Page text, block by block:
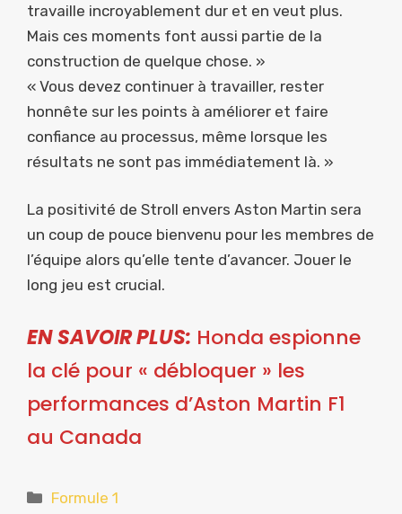
travaille incroyablement dur et en veut plus.
Mais ces moments font aussi partie de la
construction de quelque chose. »
« Vous devez continuer à travailler, rester
honnête sur les points à améliorer et faire
confiance au processus, même lorsque les
résultats ne sont pas immédiatement là. »
La positivité de Stroll envers Aston Martin sera
un coup de pouce bienvenu pour les membres de
l’équipe alors qu’elle tente d’avancer. Jouer le
long jeu est crucial.
EN SAVOIR PLUS: Honda espionne
la clé pour « débloquer » les
performances d’Aston Martin F1
au Canada
Catégories
Formule 1